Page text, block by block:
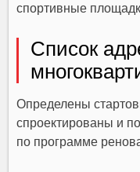
спортивные
Список
Определены
спроектированы и
по программе